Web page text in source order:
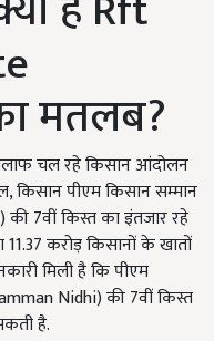
मतलब?
चल रहे किसान आंदोलन
पीएम किसान सम्मान
की 7वीं किस्त का इंतजार रहे
करोड़ किसानों के खातों
मिली है कि पीएम
Nidhi) की 7वीं किस्त
है.